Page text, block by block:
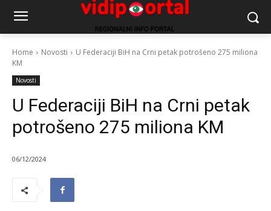
Home Novosti
U Federaciji BiH na Crni petak potrošeno 275 miliona
KM
Novosti
U Federaciji BiH na Crni petak
potrošeno 275 miliona KM
06/12/2024